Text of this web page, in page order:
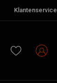
Klantenservice